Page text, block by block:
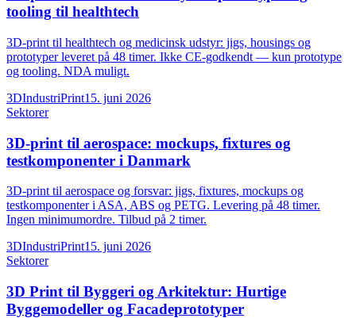
tooling til healthtech
3D-print til healthtech og medicinsk udstyr: jigs, housings og
prototyper leveret på 48 timer. Ikke CE-godkendt — kun prototype
og tooling. NDA muligt.
3DIndustriPrint15. juni 2026
Sektorer
3D-print til aerospace: mockups, fixtures og
testkomponenter i Danmark
3D-print til aerospace og forsvar: jigs, fixtures, mockups og
testkomponenter i ASA, ABS og PETG. Levering på 48 timer.
Ingen minimumordre. Tilbud på 2 timer.
3DIndustriPrint15. juni 2026
Sektorer
3D Print til Byggeri og Arkitektur: Hurtige
Byggemodeller og Facadeprototyper